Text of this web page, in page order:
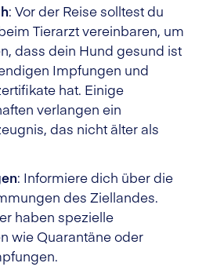
: Vor der Reise solltest du
Tierarzt vereinbaren, um
dass dein Hund gesund ist
Impfungen und
hat. Einige
verlangen ein
das nicht älter als
: Informiere dich über die
des Ziellandes.
haben spezielle
wie Quarantäne oder